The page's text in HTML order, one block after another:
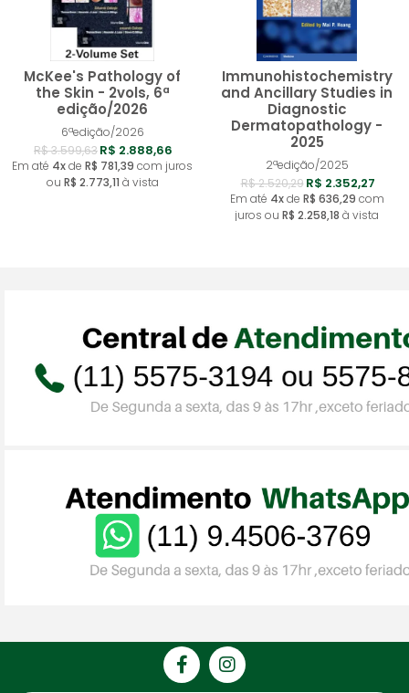
McKee's Pathology of
the Skin - 2vols, 6ª
edição/2026
6ªedição/2026
R$ 3.599,63R$ 2.888,66
Em até 4xde R$ 781,39 com juros
ou R$ 2.773,11 à vista
Comprar
Immunohistochemistry
and Ancillary Studies in
Diagnostic
Dermatopathology -
2025
2ªedição/2025
R$ 2.520,29 R$ 2.352,27
Em até 4xde R$ 636,29 com
juros ou R$ 2.258,18 à vista